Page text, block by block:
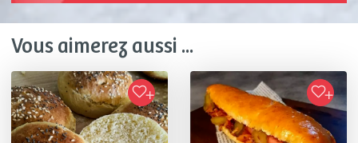
Vous aimerez aussi ...